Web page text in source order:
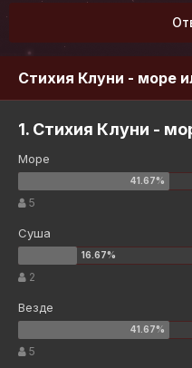
Стихия Клуни - море
1. Стихия Клуни -
Море
5
Суша
2
Везде
5